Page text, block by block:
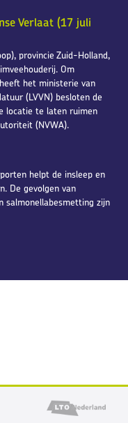
Verlaat (17 juli
provincie Zuid-Holland,
Om
het ministerie van
(LVVN) besloten de
locatie te laten ruimen
(NVWA).
helpt de insleep en
De gevolgen van
salmonellabesmetting zijn